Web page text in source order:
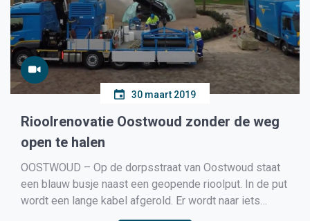
30 maart 2019
Rioolrenovatie Oostwoud zonder de weg
open te halen
OOSTWOUD – Op de dorpsstraat van Oostwoud staat
een blauw busje naast een geopende rioolput. In de put
wordt een lange kabel afgerold. Er wordt naar iets
gehengeld, zou een argeloze voorbijganger kunnen